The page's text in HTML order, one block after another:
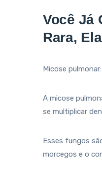
Você Já
Rara,
Micose
A micose
se multiplicar
Esses fungos
morcegos e o